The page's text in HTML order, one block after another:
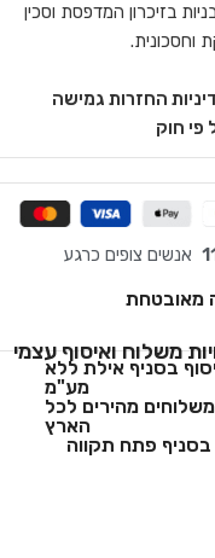
בזיכרון המדפסת וסכין
וחסכונית.
החזרות גמישה
פי חוק
אנשים צופים כרגע
מאובטחת
משלוח ואיסוף עצמי
בסניף אילת ללא
מע"מ
משלוחים מהירים לכל
הארץ
בסניף פתח תקווה